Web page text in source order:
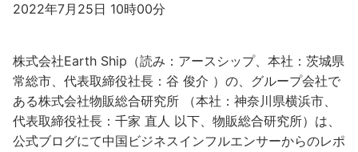
2022年7月25日 10時00分
株式会社Earth Ship（読み：アースシップ、本社：茨城県
常総市、代表取締役社長：谷 俊介 ）の、グループ会社で
ある株式会社物販総合研究所 （本社：神奈川県横浜市、
代表取締役社長：千家 直人 以下、物販総合研究所）は、
公式ブログにて中国ビジネスインフルエンサーからのレポ